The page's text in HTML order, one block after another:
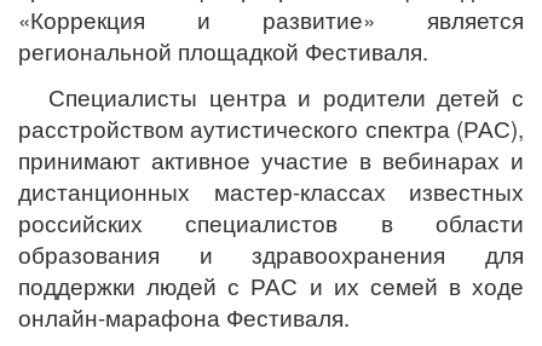
«Коррекция и развитие» является
региональной площадкой Фестиваля.
Специалисты центра и родители детей с
расстройством аутистического спектра (РАС),
принимают активное участие в вебинарах и
дистанционных мастер-классах известных
российских специалистов в области
образования и здравоохранения для
поддержки людей с РАС и их семей в ходе
онлайн-марафона Фестиваля.